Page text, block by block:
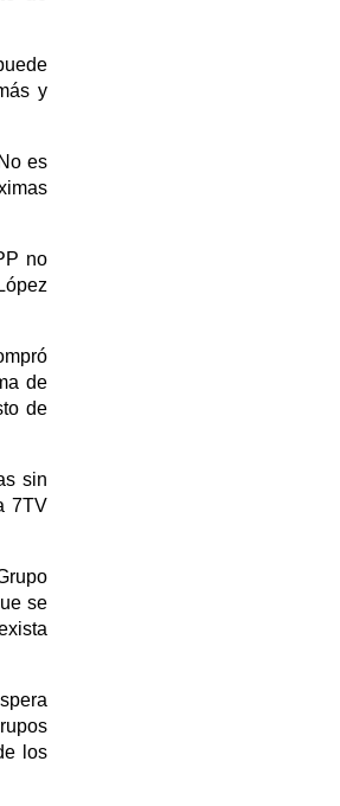
y
es
no
de
de
sin
7TV
se
los